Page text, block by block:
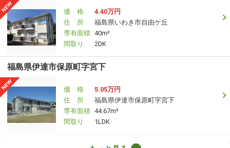
価 格
4.40万円
住 所
福島県いわき市自由ケ丘
専有面積 40m²
間取り
2DK
福島県伊達市保原町字宮下
価 格
5.05万円
住 所
福島県伊達市保原町字宮下
専有面積 44.67m²
間取り
1LDK